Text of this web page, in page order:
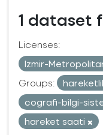
1 dataset
Licenses:
Izmir-
Groups:
cografi-bilgi-
hareket saati